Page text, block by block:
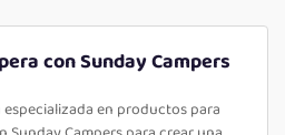
con Sunday Campers
en productos para